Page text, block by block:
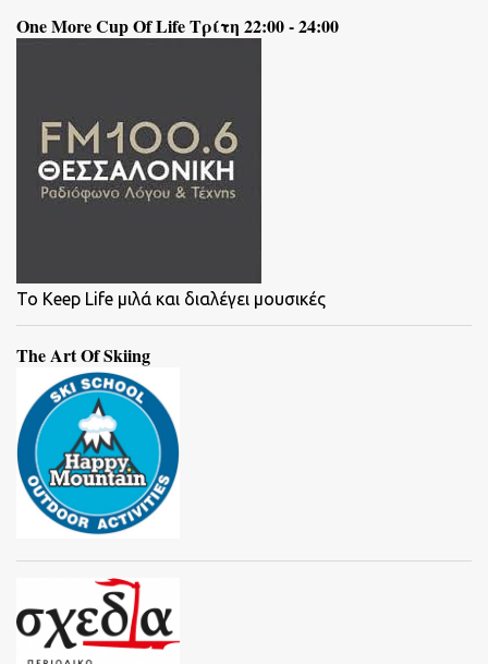
One More Cup Of Life Τρίτη 22:00 - 24:00
To Keep Life μιλά και διαλέγει μουσικές
The Art Of Skiing